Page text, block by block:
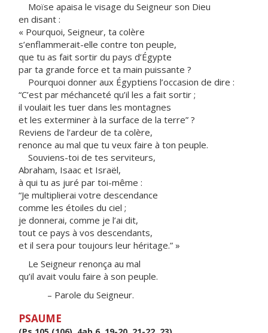
Moïse apaisa le visage du Seigneur son Dieu
en disant :
« Pourquoi, Seigneur, ta colère
s’enflammerait-elle contre ton peuple,
que tu as fait sortir du pays d’Égypte
par ta grande force et ta main puissante ?
Pourquoi donner aux Égyptiens l’occasion de dire :
“C’est par méchanceté qu’il les a fait sortir ;
il voulait les tuer dans les montagnes
et les exterminer à la surface de la terre” ?
Reviens de l’ardeur de ta colère,
renonce au mal que tu veux faire à ton peuple.
Souviens-toi de tes serviteurs,
Abraham, Isaac et Israël,
à qui tu as juré par toi-même :
“Je multiplierai votre descendance
comme les étoiles du ciel ;
je donnerai, comme je l’ai dit,
tout ce pays à vos descendants,
et il sera pour toujours leur héritage.” »
Le Seigneur renonça au mal
qu’il avait voulu faire à son peuple.
– Parole du Seigneur.
PSAUME